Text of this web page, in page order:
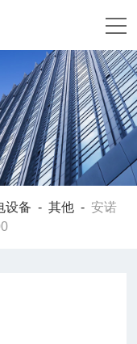
设备 -其他 -安诺